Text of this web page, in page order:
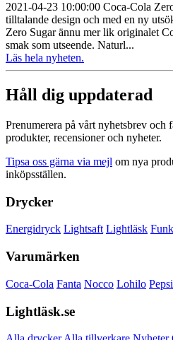
2021-04-23 10:00:00 Coca‑Cola
tilltalande design och med en ny
Zero Sugar ännu mer lik originalet
smak som utseende. Naturl...
Läs hela nyheten.
Håll dig uppdaterad
Prenumerera på vårt nyhetsbrev
produkter, recensioner och nyheter.
Tipsa oss gärna via mejl om nya
inköpsställen.
Drycker
Energidryck Lightsaft Lightläsk
Varumärken
Coca-Cola Fanta Nocco Lohilo Pepsi
Lightläsk.se